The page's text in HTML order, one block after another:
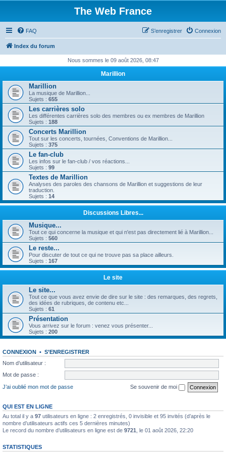
The Web France
FAQ Connexion
S’enregistrer
Index du forum
Nous sommes le 09 août 2026, 08:47
Marillion
Marillion
La musique de Marillion...
Sujets : 655
Les carrières solo
Les différentes carrières solo des membres ou ex membres de Marillion
Sujets : 188
Concerts Marillion
Tout sur les concerts, tournées, Conventions de Marillion...
Sujets : 375
Le fan-club
Les infos sur le fan-club / vos réactions...
Sujets : 99
Textes de Marillion
Analyses des paroles des chansons de Marillion et suggestions de leur
traduction.
Sujets : 14
Discussions Libres...
Musique...
Tout ce qui concerne la musique et qui n'est pas directement lié à Marillion...
Sujets : 560
Le reste...
Pour discuter de tout ce qui ne trouve pas sa place ailleurs.
Sujets : 167
Le site
Le site...
Tout ce que vous avez envie de dire sur le site : des remarques, des regrets,
des idées de rubriques, de contenu etc...
Sujets : 61
Présentation
Vous arrivez sur le forum : venez vous présenter...
Sujets : 200
CONNEXION • S’ENREGISTRER
Nom d’utilisateur :
Mot de passe :
J’ai oublié mon mot de passe
Se souvenir de moi
QUI EST EN LIGNE
Au total il y a 97 utilisateurs en ligne : 2 enregistrés, 0 invisible et 95 invités (d’après le
nombre d’utilisateurs actifs ces 5 dernières minutes)
Le record du nombre d’utilisateurs en ligne est de 9721 , le 01 août 2026, 22:20
STATISTIQUES